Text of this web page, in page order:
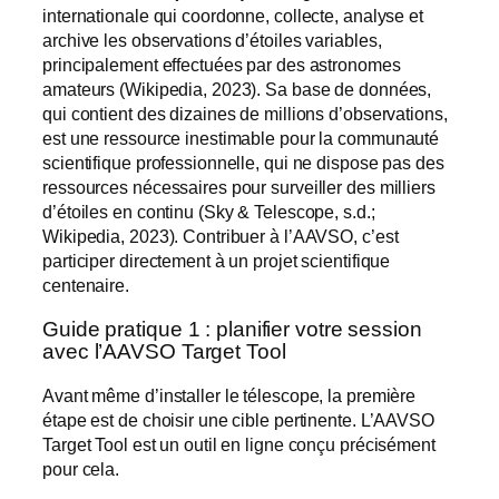
internationale qui coordonne, collecte, analyse et
archive les observations d’étoiles variables,
principalement effectuées par des astronomes
amateurs (Wikipedia, 2023). Sa base de données,
qui contient des dizaines de millions d’observations,
est une ressource inestimable pour la communauté
scientifique professionnelle, qui ne dispose pas des
ressources nécessaires pour surveiller des milliers
d’étoiles en continu (Sky & Telescope, s.d.;
Wikipedia, 2023). Contribuer à l’AAVSO, c’est
participer directement à un projet scientifique
centenaire.
Guide pratique 1 : planifier votre session
avec l’AAVSO Target Tool
Avant même d’installer le télescope, la première
étape est de choisir une cible pertinente. L’AAVSO
Target Tool est un outil en ligne conçu précisément
pour cela.